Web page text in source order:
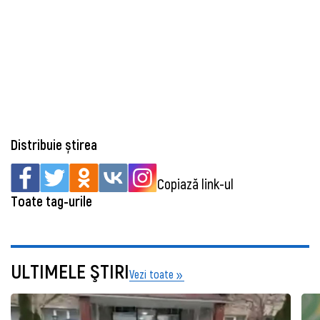
Distribuie știrea
Copiază link-ul
Toate tag-urile
ULTIMELE ŞTIRIVezi toate